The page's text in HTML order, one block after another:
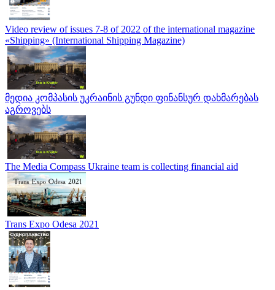
Video review of issues 7-8 of 2022 of the international magazine
«Shipping» (International Shipping Magazine)
მედია კომპასის უკრაინის გუნდი ფინანსურ დახმარებას
აგროვებს
The Media Compass Ukraine team is collecting financial aid
Trans Expo Odesa 2021